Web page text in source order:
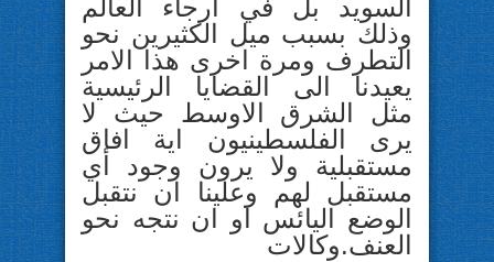
السويد بل في ارجاء العالم
وذلك بسبب ميل الكثيرين نحو
التطرف ومرة اخرى هذا الامر
يعيدنا الى القضايا الرئيسية
مثل الشرق الاوسط حيث لا
يرى الفلسطينيون اية افاق
مستقبلية ولا يرون وجود أي
مستقبل لهم وعلينا ان نتقبل
الوضع اليائس او ان نتجه نحو
العنف.وكالات